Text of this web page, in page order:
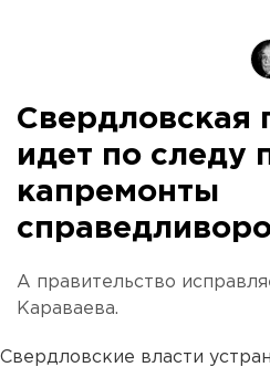
Свердловская
идет по следу
капремонты
А правительство
Караваева.
Свердловские власти